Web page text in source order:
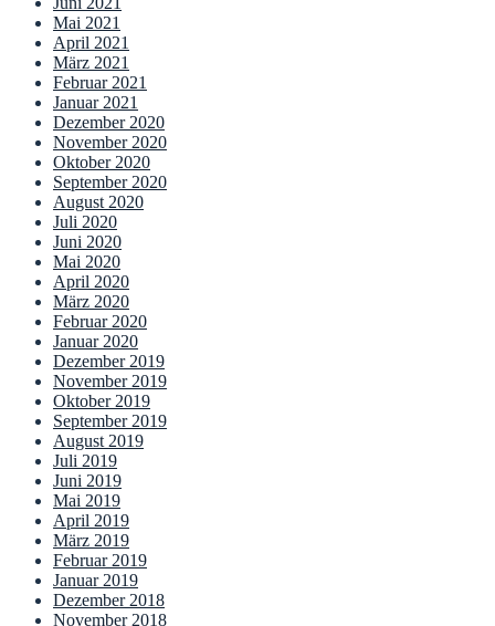
Mai 2021
April 2021
März 2021
Februar 2021
Januar 2021
Dezember 2020
November 2020
Oktober 2020
September 2020
August 2020
Juli 2020
Juni 2020
Mai 2020
April 2020
März 2020
Februar 2020
Januar 2020
Dezember 2019
November 2019
Oktober 2019
September 2019
August 2019
Juli 2019
Juni 2019
Mai 2019
April 2019
März 2019
Februar 2019
Januar 2019
Dezember 2018
November 2018